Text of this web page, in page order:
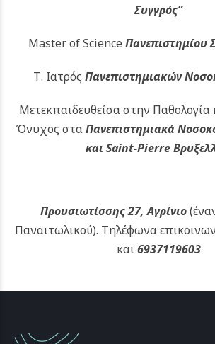
Συγγρός”
Master of Science Πανεπιστημίου
Τ. Ιατρός Πανεπιστημιακών
Μετεκπαιδευθείσα στην Παθολογία
Όνυχος σταΠανεπιστημιακά
και Saint-Pierre
Προυσιωτίσσης 27, Αγρίνιο
Παναιτωλικού). Τηλέφωνα
και6937119603